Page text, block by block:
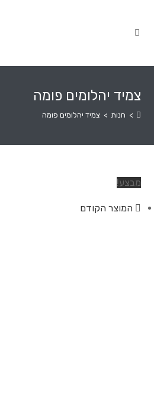
צמיד יהלומים פומה
> חנות > צמיד יהלומים פומה
מבצע!
המוצר הקודם